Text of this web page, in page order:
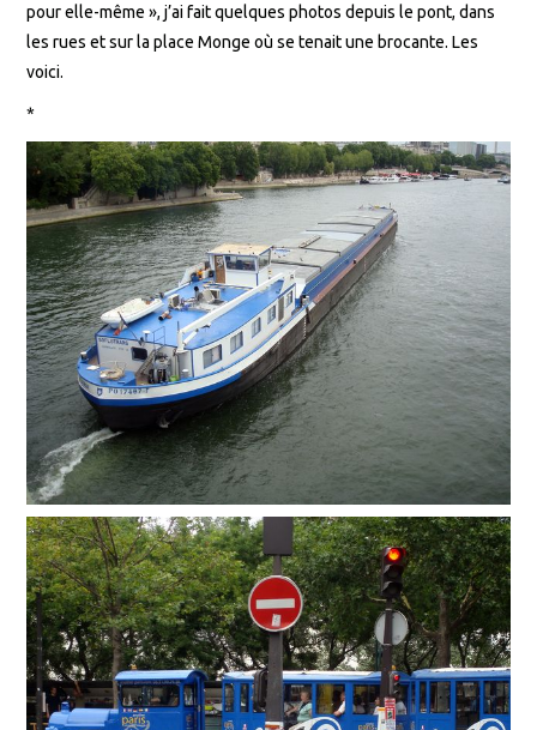
pour elle-même », j’ai fait quelques photos depuis le pont, dans
les rues et sur la place Monge où se tenait une brocante. Les
voici.
*